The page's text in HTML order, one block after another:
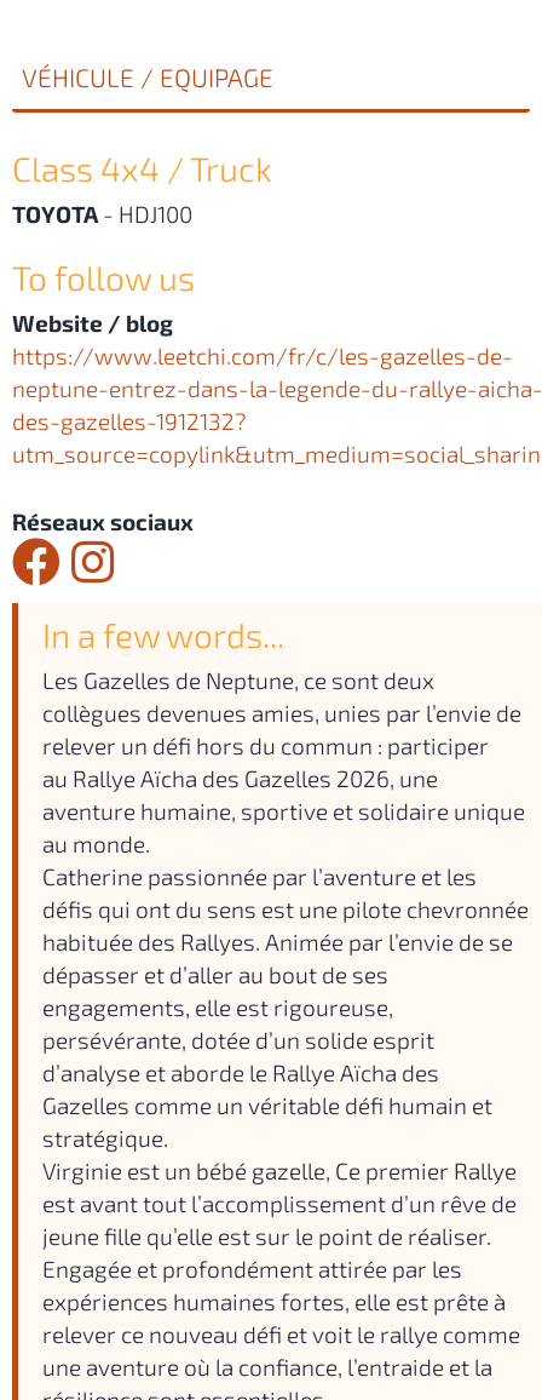
VÉHICULE / EQUIPAGE
Class 4x4 / Truck
TOYOTA - HDJ100
To follow us
Website / blog
https://www.leetchi.com/fr/c/les-gazelles-de-
neptune-entrez-dans-la-legende-du-rallye-aicha-
des-gazelles-1912132?
Réseaux sociaux
In a few words...
Les Gazelles de Neptune, ce sont deux
collègues devenues amies, unies par l’envie de
relever un défi hors du commun : participer
au Rallye Aïcha des Gazelles 2026, une
aventure humaine, sportive et solidaire unique
au monde.
Catherine passionnée par l’aventure et les
défis qui ont du sens est une pilote chevronnée
habituée des Rallyes. Animée par l’envie de se
dépasser et d’aller au bout de ses
engagements, elle est rigoureuse,
persévérante, dotée d’un solide esprit
d’analyse et aborde le Rallye Aïcha des
Gazelles comme un véritable défi humain et
stratégique.
Virginie est un bébé gazelle, Ce premier Rallye
est avant tout l’accomplissement d’un rêve de
jeune fille qu’elle est sur le point de réaliser.
Engagée et profondément attirée par les
expériences humaines fortes, elle est prête à
relever ce nouveau défi et voit le rallye comme
une aventure où la confiance, l’entraide et la